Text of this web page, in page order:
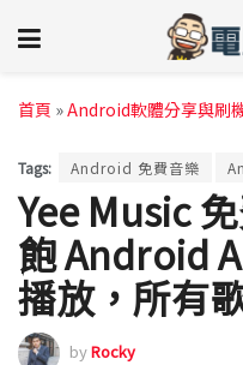
首頁 »Android軟體分享與刷
Tags: Android 免費音樂
Yee Music
飽 Android
播放，所有
byRocky